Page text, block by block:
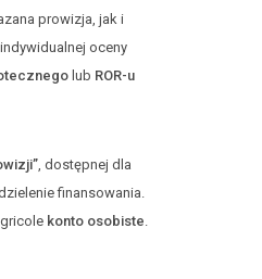
prowizja, jak i
oceny
lub ROR-u
, dostępnej dla
finansowania.
konto osobiste.